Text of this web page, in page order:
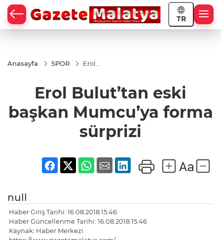
TR
Anasayfa SPOR
Erol
başkan
Mumcu’ya
sürprizi
Erol Bulut’tan eski
başkan Mumcu’ya forma
sürprizi
null
Haber Giriş Tarihi: 16.08.2018 15:46
Haber Güncellenme Tarihi: 16.08.2018 15:46
Kaynak: Haber Merkezi